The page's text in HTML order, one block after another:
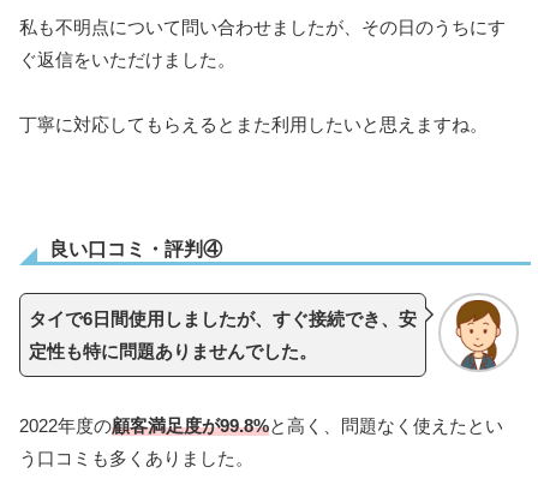
私も不明点について問い合わせましたが、その日のうちにす
ぐ返信をいただけました。
丁寧に対応してもらえるとまた利用したいと思えますね。
良い口コミ・評判④
タイで6日間使用しましたが、すぐ接続でき、安
定性も特に問題ありませんでした。
2022年度の顧客満足度が99.8%と高く、問題なく使えたとい
う口コミも多くありました。